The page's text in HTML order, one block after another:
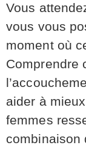
Vous
vous vous
moment où
Comprendre
aider à
femmes
combinaison